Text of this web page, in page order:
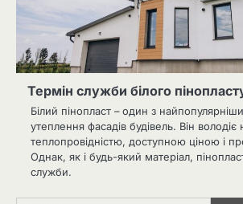
Термін служби білого
Білий пінопласт – один з
утеплення фасадів будівель. Він
теплопровідністю, доступною ціною і
Однак, як і будь-який матеріал,
служби.